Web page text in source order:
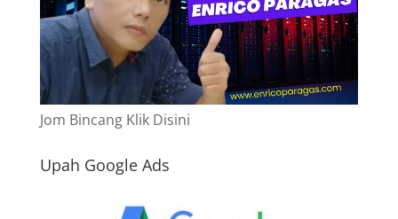
Jom Bincang Klik Disini
Upah Google Ads